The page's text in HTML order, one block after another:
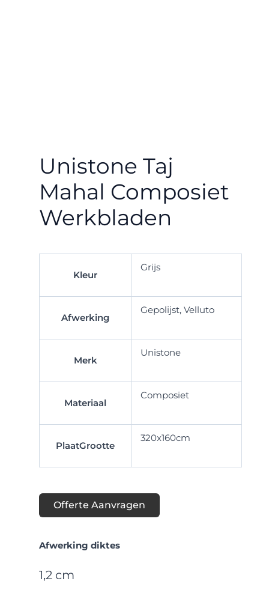
Unistone Taj
Mahal Composiet
Werkbladen
Kleur
Grijs
Afwerking
Gepolijst, Velluto
Merk
Unistone
Materiaal
Composiet
PlaatGrootte
320x160cm
Offerte Aanvragen
Afwerking diktes
1,2 cm